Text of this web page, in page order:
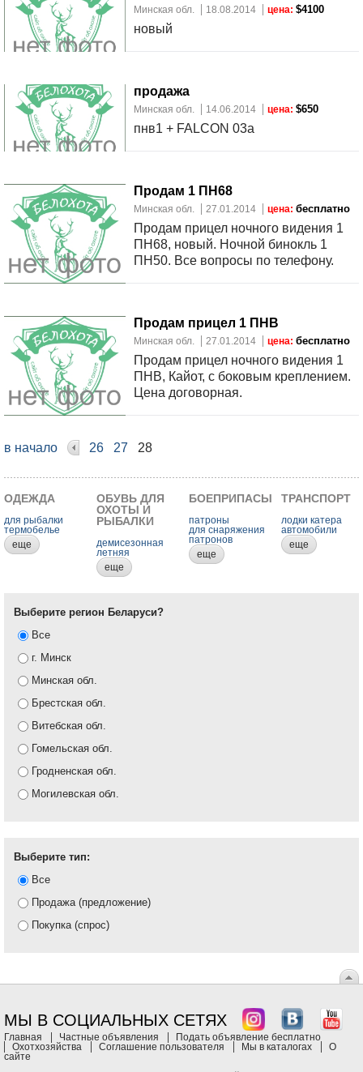
Минская обл. 18.08.2014 цена: $4100
новый
продажа
Минская обл. 14.06.2014 цена: $650
пнв1 + FALCON 03a
Продам 1 ПН68
Минская обл. 27.01.2014 цена: бесплатно
Продам прицел ночного видения 1
ПН68, новый. Ночной бинокль 1
ПН50. Все вопросы по телефону.
Продам прицел 1 ПНВ
Минская обл. 27.01.2014 цена: бесплатно
Продам прицел ночного видения 1
ПНВ, Кайот, с боковым креплением.
Цена договорная.
в начало 26 27 28
ОДЕЖДА
для рыбалки
термобелье
еще
ОБУВЬ ДЛЯ
ОХОТЫ И
РЫБАЛКИ
демисезонная
летняя
еще
БОЕПРИПАСЫ
патроны
для снаряжения
патронов
еще
ТРАНСПОРТ
лодки катера
автомобили
еще
Выберите регион Беларуси?
Все
г. Минск
Минская обл.
Брестская обл.
Витебская обл.
Гомельская обл.
Гродненская обл.
Могилевская обл.
Выберите тип:
Все
Продажа (предложение)
Покупка (спрос)
МЫ В СОЦИАЛЬНЫХ СЕТЯХ
Главная Частные объявления
Подать объявление бесплатно
Охотхозяйства
Соглашение пользователя Мы в каталогах
О
сайте